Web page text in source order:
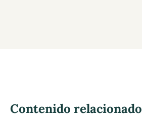
Contenido relacionado